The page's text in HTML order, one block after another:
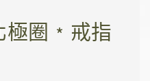
圈﹡戒指